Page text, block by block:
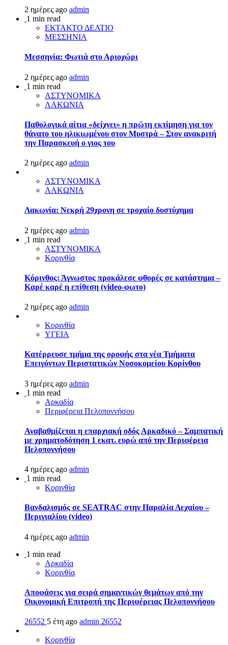
2 ημέρες ago admin
1 min read
ΕΚΤΑΚΤΟ ΔΕΛΤΙΟ
ΜΕΣΣΗΝΙΑ
Μεσσηνία: Φωτιά στο Αριοχώρι
2 ημέρες ago admin
1 min read
ΑΣΤΥΝΟΜΙΚΑ
ΛΑΚΩΝΙΑ
Παθολογικά αίτια «δείχνει» η πρώτη εκτίμηση για τον
θάνατο του ηλικιωμένου στον Μυστρά – Στον ανακριτή
την Παρασκευή ο γιος του
2 ημέρες ago admin
ΑΣΤΥΝΟΜΙΚΑ
ΛΑΚΩΝΙΑ
Λακωνία: Νεκρή 29χρονη σε τροχαίο δυστύχημα
2 ημέρες ago admin
1 min read
ΑΣΤΥΝΟΜΙΚΑ
Κορινθία
Κόρινθος: Άγνωστος προκάλεσε φθορές σε κατάστημα –
Καρέ καρέ η επίθεση (video-φωτο)
2 ημέρες ago admin
Κορινθία
ΥΓΕΙΑ
Kατέρρευσε τμήμα της οροφής στα νέα Τμήματα
Επειγόντων Περιστατικών Νοσοκομείου Κορίνθου
3 ημέρες ago admin
1 min read
Αρκαδία
Περιφέρεια Πελοποννήσου
Αναβαθμίζεται η επαρχιακή οδός Αρκαδικό – Σαμπατική
με χρηματοδότηση 1 εκατ. ευρώ από την Περιφέρεια
Πελοποννήσου
4 ημέρες ago admin
1 min read
Κορινθία
Βανδαλισμός σε SEATRAC στην Παραλία Λεχαίου –
Περιγιαλίου (video)
4 ημέρες ago admin
1 min read
Αρκαδία
Κορινθία
Αποφάσεις για σειρά σημαντικών θεμάτων από την
Οικονομική Επιτροπή της Περιφέρειας Πελοποννήσου
26552 5 έτη ago admin 26552
Κορινθία